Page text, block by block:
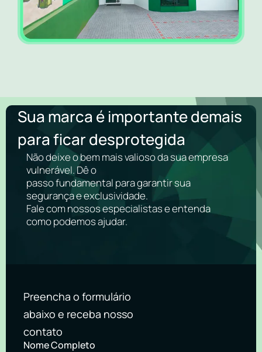
Sua marca é importante demais
para ficar desprotegida
Não deixe o bem mais valioso da sua empresa
vulnerável. Dê o
passo fundamental para garantir sua
segurança e exclusividade.
Fale com nossos especialistas e entenda
como podemos ajudar.
Preencha o formulário
abaixo e receba nosso
contato
Nome Completo